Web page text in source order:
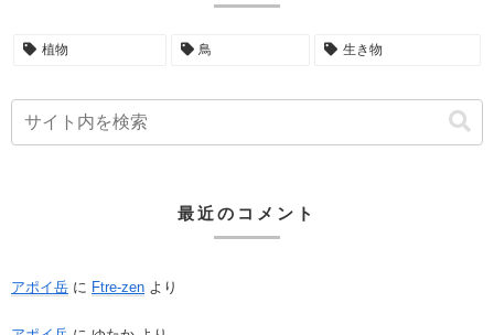
植物 鳥 生き物
最近のコメント
アポイ岳 に Ftre-zen より